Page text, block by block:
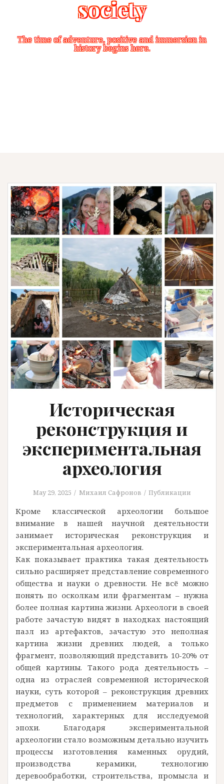
society
The time of adventure, positive and immersion in
history begins here.
Историческая
реконструкция и
экспериментальная
археология
May 29, 2025 Михаил Сафронов Публикации
Кроме классической археологии большое
внимание в нашей научной деятельности
занимает историческая реконструкция и
экспериментальная археология.
Как показывает практика такая деятельность
сильно расширяет представление современного
общества и науки о древности. Не всё можно
понять по осколкам или фрагментам – нужна
более полная картина жизни. Археологи в своей
работе зачастую видят в находках настоящий
пазл из артефактов, зачастую это неполная
картина жизни древних людей, а только
фрагмент, позволяющий представить 10-20% от
общей картины. Такого рода деятельность –
одна из отраслей современной исторической
науки, суть которой – реконструкция древних
предметов с применением материалов и
технологий, характерных для исследуемой
эпохи. Благодаря экспериментальной
археологии стало возможным детально изучить
процессы изготовления каменных орудий,
производства керамики, технологию
деревообработки, строительства, промысла и